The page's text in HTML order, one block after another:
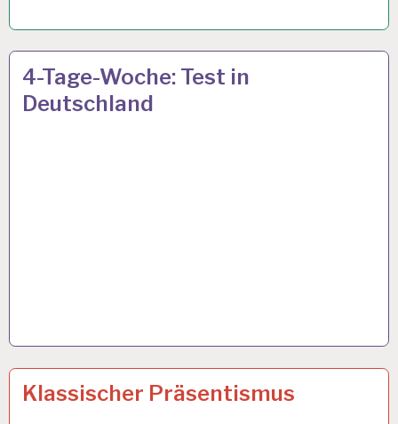
4-
TAGE-
WOCHE…
4-Tage-Woche: Test in
Deutschland
22 SEP. 2023
12-
STUNDEN-
Klassischer Präsentismus
26 JAN. 2023